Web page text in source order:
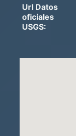
Url Datos
oficiales
USGS: